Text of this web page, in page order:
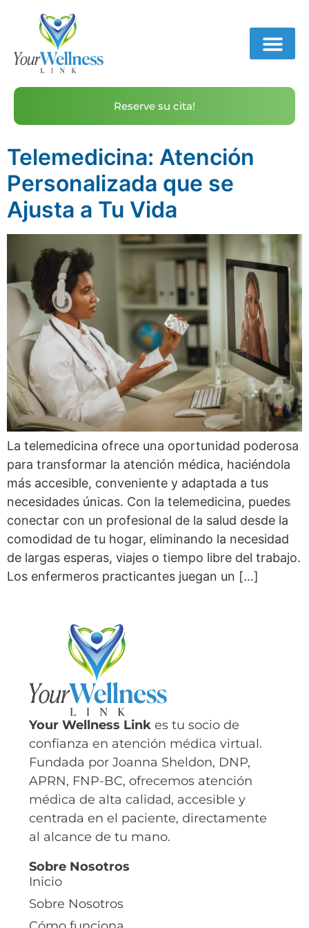
Reserve su cita!
Telemedicina: Atención
Personalizada que se
Ajusta a Tu Vida
La telemedicina ofrece una oportunidad poderosa
para transformar la atención médica, haciéndola
más accesible, conveniente y adaptada a tus
necesidades únicas. Con la telemedicina, puedes
conectar con un profesional de la salud desde la
comodidad de tu hogar, eliminando la necesidad
de largas esperas, viajes o tiempo libre del trabajo.
Los enfermeros practicantes juegan un […]
Your Wellness Link es tu socio de
confianza en atención médica virtual.
Fundada por Joanna Sheldon, DNP,
APRN, FNP-BC, ofrecemos atención
médica de alta calidad, accesible y
centrada en el paciente, directamente
al alcance de tu mano.
Sobre Nosotros
Inicio
Sobre Nosotros